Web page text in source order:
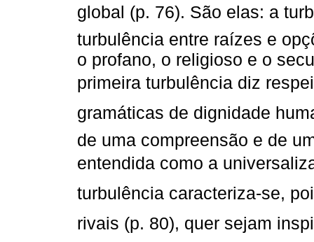
global (p. 76). São elas: a
turbulência entre raízes e
o profano, o religioso e o
primeira turbulência diz
gramáticas de dignidade
de uma compreensão e de
entendida como a
turbulência caracteriza-se,
rivais (p. 80), quer sejam